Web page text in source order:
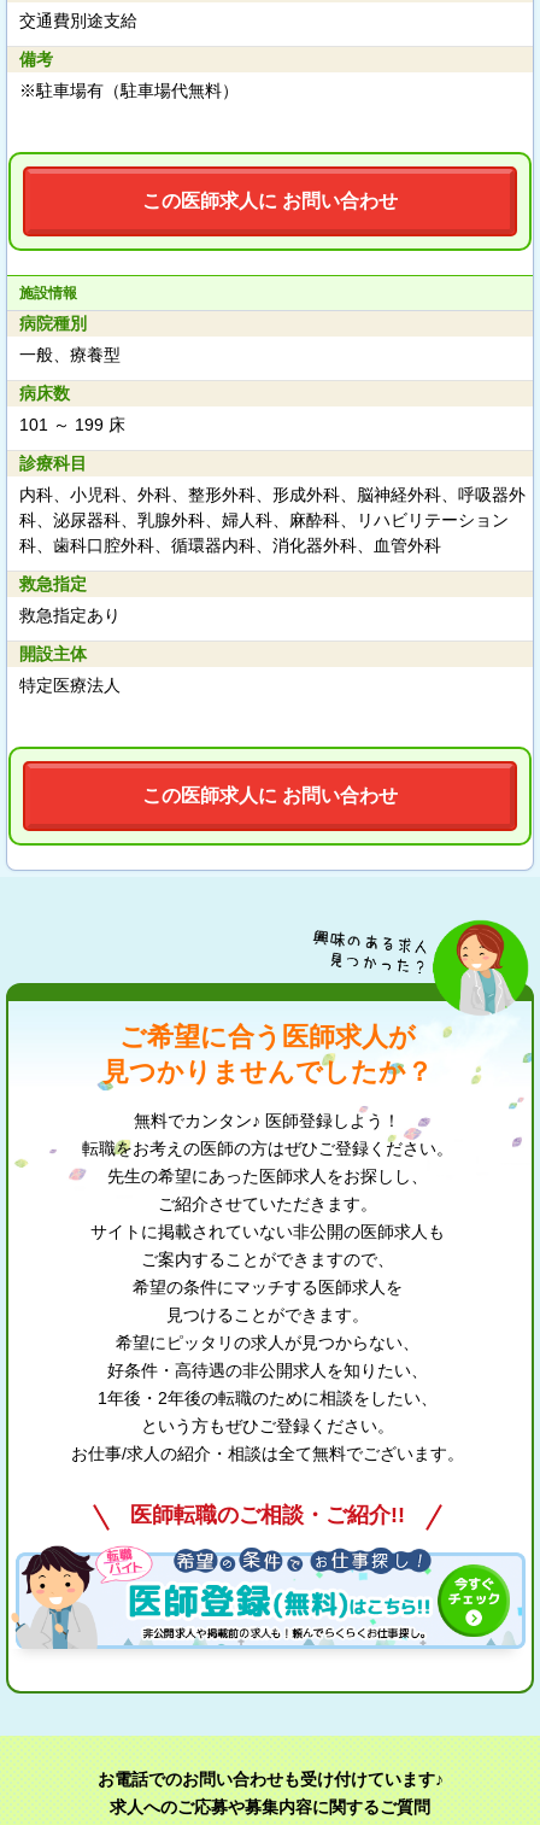
交通費別途支給
備考
※駐車場有（駐車場代無料）
この医師求人に お問い合わせ
施設情報
病院種別
一般、療養型
病床数
101 ～ 199 床
診療科目
内科、小児科、外科、整形外科、形成外科、脳神経外科、呼吸器外
科、泌尿器科、乳腺外科、婦人科、麻酔科、リハビリテーション
科、歯科口腔外科、循環器内科、消化器外科、血管外科
救急指定
救急指定あり
開設主体
特定医療法人
この医師求人に お問い合わせ
ご希望に合う医師求人が
見つかりませんでしたか？
無料でカンタン♪ 医師登録しよう！
転職をお考えの医師の方はぜひご登録ください。
先生の希望にあった医師求人をお探しし、
ご紹介させていただきます。
サイトに掲載されていない非公開の医師求人も
ご案内することができますので、
希望の条件にマッチする医師求人を
見つけることができます。
希望にピッタリの求人が見つからない、
好条件・高待遇の非公開求人を知りたい、
1年後・2年後の転職のために相談をしたい、
という方もぜひご登録ください。
お仕事/求人の紹介・相談は全て無料でございます。
医師転職のご相談・ご紹介!!
お電話でのお問い合わせも受け付けています♪
求人へのご応募や募集内容に関するご質問